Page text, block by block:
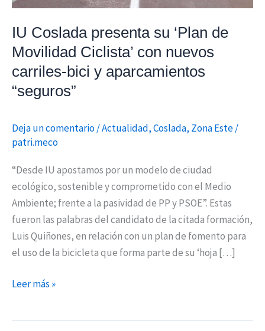
IU Coslada presenta su ‘Plan de
Movilidad Ciclista’ con nuevos
carriles-bici y aparcamientos
“seguros”
Deja un comentario/Actualidad,Coslada, Zona Este/
patri.meco
“Desde IU apostamos por un modelo de ciudad
ecológico, sostenible y comprometido con el Medio
Ambiente; frente a la pasividad de PP y PSOE”. Estas
fueron las palabras del candidato de la citada formación,
Luis Quiñones, en relación con un plan de fomento para
el uso de la bicicleta que forma parte de su ‘hoja […]
nuevos
carriles-
y
aparcamientos
Leer más »